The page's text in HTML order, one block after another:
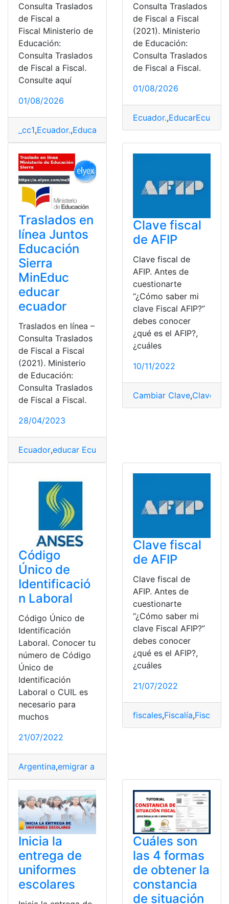
Consulta Traslados
de Fiscal a
Fiscal Ministerio de
Educación:
Consulta Traslados
de Fiscal a Fiscal.
Consulte aquí
01/08/2026
_cc1,Ecuador.,EducarEcuador,Estudiante,Estudiantes
Consulta Traslados
de Fiscal a Fiscal
(2021). Ministerio
de Educación:
Consulta Traslados
de Fiscal a Fiscal.
01/08/2026
Ecuador.,EducarEcuador
Traslados en
línea Juntos
Educación
Sierra
MinEduc
educar
ecuador
Traslados en línea –
Consulta Traslados
de Fiscal a Fiscal
(2021). Ministerio
de Educación:
Consulta Traslados
de Fiscal a Fiscal.
28/04/2023
Ecuador,educar Ecuador
Clave fiscal
de AFIP
Clave fiscal de
AFIP. Antes de
cuestionarte
“¿Cómo saber mi
clave Fiscal AFIP?”
debes conocer
¿qué es el AFIP?,
¿cuáles
10/11/2022
Cambiar Clave,Clave
Código
Único de
Identificació
n Laboral
Código Único de
Identificación
Laboral. Conocer tu
número de Código
Único de
Identificación
Laboral o CUIL es
necesario para
muchos
21/07/2022
Argentina,emigrar a Argentina
Clave fiscal
de AFIP
Clave fiscal de
AFIP. Antes de
cuestionarte
“¿Cómo saber mi
clave Fiscal AFIP?”
debes conocer
¿qué es el AFIP?,
¿cuáles
21/07/2022
fiscales,Fiscalía,Fiscalía
Inicia la
entrega de
uniformes
escolares
Cuáles son
las 4 formas
de obtener la
constancia
de situación